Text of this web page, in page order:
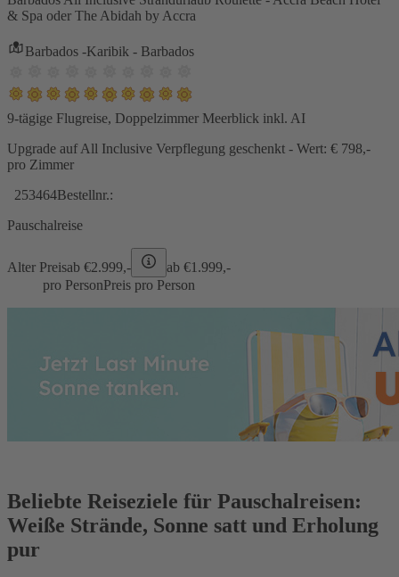
& Spa oder The Abidah by Accra
Barbados -Karibik - Barbados
9-tägige Flugreise, Doppelzimmer Meerblick inkl. AI
Upgrade auf All Inclusive Verpflegung geschenkt - Wert: € 798,-
pro Zimmer
253464Bestellnr.:
Pauschalreise
Alter Preisab €2.999,- ab €1.999,-
pro PersonPreis pro Person
Beliebte Reiseziele für Pauschalreisen:
Weiße Strände, Sonne satt und Erholung
pur